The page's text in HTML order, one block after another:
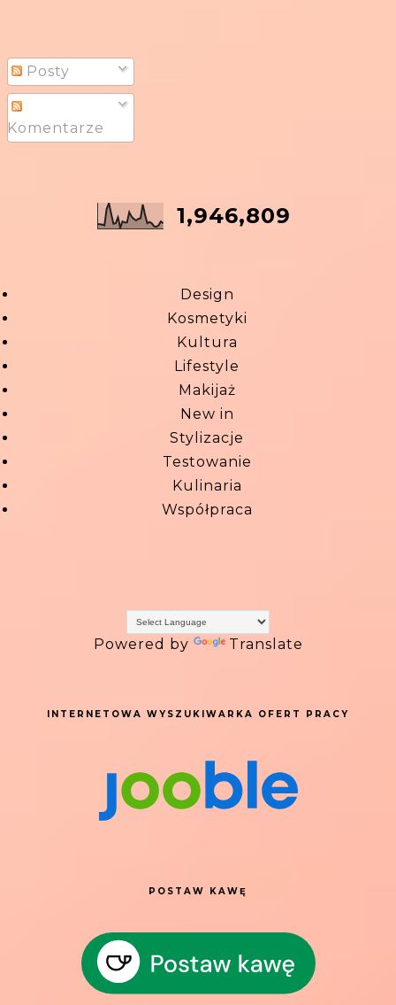
Posty
Komentarze
1,946,809
Design
Kosmetyki
Kultura
Lifestyle
Makijaż
New in
Stylizacje
Testowanie
Kulinaria
Współpraca
Powered by Translate
INTERNETOWA WYSZUKIWARKA OFERT PRACY
POSTAW KAWĘ